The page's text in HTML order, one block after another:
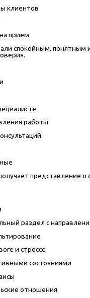
клиентов
прием
спокойным, понятным
работы
представление о
раздел с
и стрессе
состояниями
отношения